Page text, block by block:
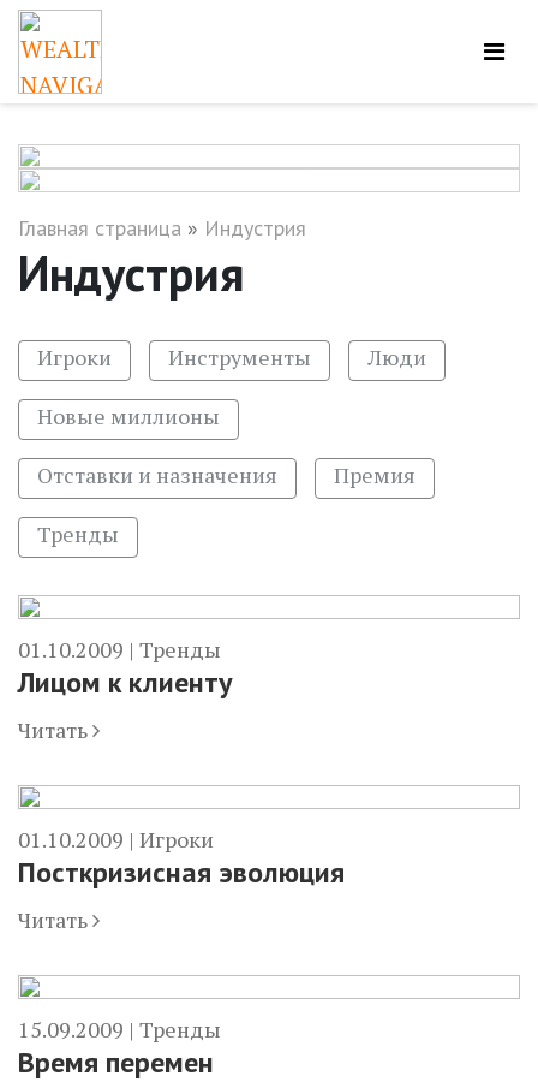
Главная страница » Индустрия
Индустрия
Игроки Инструменты Люди
Новые миллионы
Отставки и назначения Премия
Тренды
01.10.2009 | Тренды
Лицом к клиенту
Читать
01.10.2009 | Игроки
Посткризисная эволюция
Читать
15.09.2009 | Тренды
Время перемен